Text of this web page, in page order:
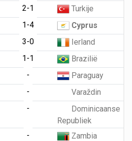
2-1
Turkije
1-4
Cyprus
3-0
Ierland
1-1
Brazilië
-
Paraguay
-
Varaždin
-
Dominicaanse
Republiek
-
Zambia